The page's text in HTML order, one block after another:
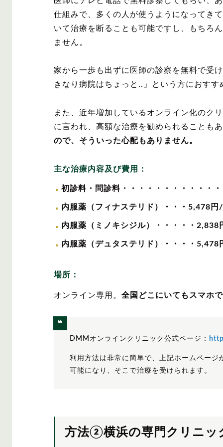
仕組みで、多くの人が使うようになってき
いて治療を断ることも可能ですし、もちろ
ません。
家から一歩も出ずに医師の診察を無料で受
きなり病院はちょっと..」という方におすす
また、近年増加しているオンライン化のク
に言われ、高額な治療を勧められることも
ので、そういった心配もありません。
主な治療内容及び費用：
初診料・問診料・・・・・・・・・・・
内服薬（フィナステリド）・・・ 5,478 円
内服薬（ミノキシジル）・・・・・ 2,838
内服薬（デュタステリド）・・・・ 5,478
場所：
オンライン専用。 全国どこにいてもスマホ
DMMオンラインクリニック公式ページ：
利用方法は非常に簡単で、上記ホームペー
可能になり、そこで治療を受けられます。
方法②横浜の専門クリニッ